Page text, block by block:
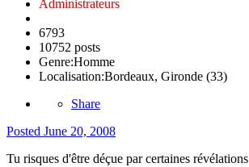
Administrateurs
6793
10752 posts
Genre:Homme
Localisation:Bordeaux, Gironde (33)
Share
Posted June 20, 2008
Tu risques d'être déçue par certaines révélations